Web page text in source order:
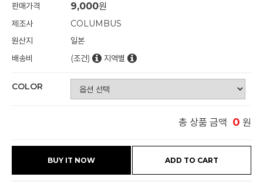
판매가격 9,000원
제조사
COLUMBUS
원산지
일본
배송비
(조건) 지역별
COLOR
총 상품 금액 0 원
BUY IT NOW ADD TO CART